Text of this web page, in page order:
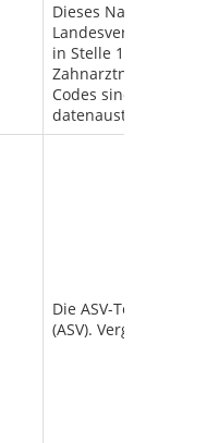
Dieses
in Stelle 1-2 aus den
Zahnarztnummer.
Codes sind hier zu
datenaustausch.de/
Die ASV-
(ASV). Vergeben wird